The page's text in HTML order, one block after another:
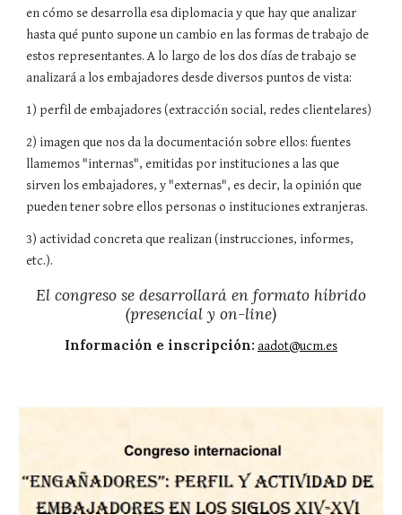
en cómo se desarrolla esa diplomacia y que hay que analizar
hasta qué punto supone un cambio en las formas de trabajo de
estos representantes. A lo largo de los dos días de trabajo se
analizará a los embajadores desde diversos puntos de vista:
1) perfil de embajadores (extracción social, redes clientelares)
2) imagen que nos da la documentación sobre ellos: fuentes
llamemos "internas", emitidas por instituciones a las que
sirven los embajadores, y "externas", es decir, la opinión que
pueden tener sobre ellos personas o instituciones extranjeras.
3) actividad concreta que realizan (instrucciones, informes,
etc.).
El congreso se desarrollará en formato híbrido
(presencial y on-line)
Información e inscripción: aadot@ucm.es